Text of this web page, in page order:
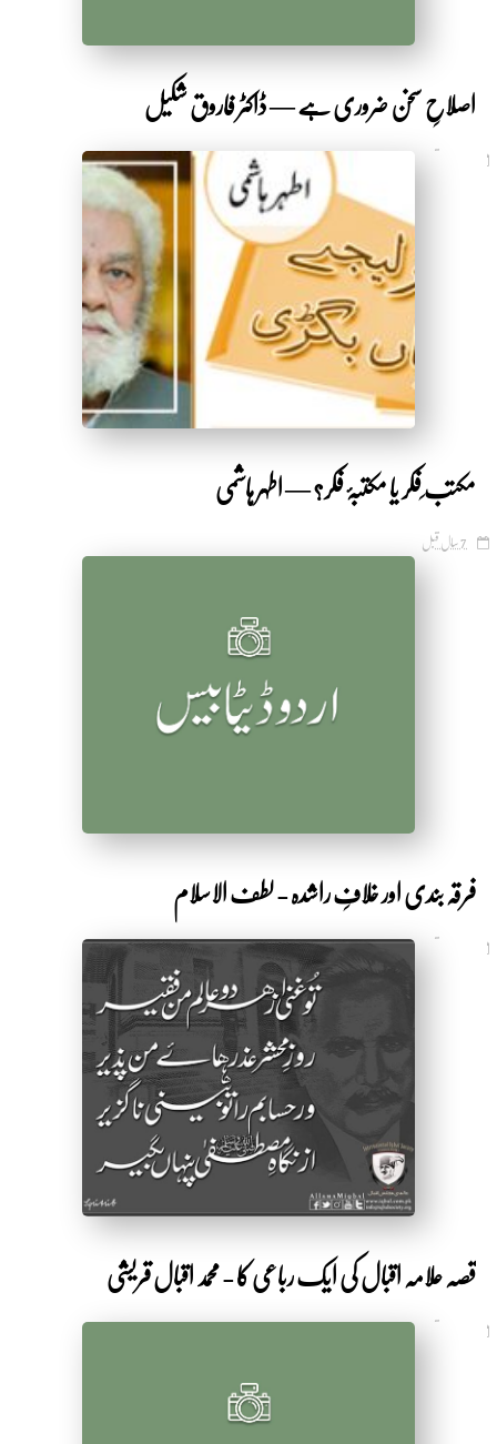
اصلاحِ سخن ضروری ہے — ڈاکٹر فاروق شکیل
by Shakeeb Ahmad
مکتب ِفکر یا مکتبۂ فکر؟ — اطہر ہاشمی
7 سال قبل
فرقہ بندی اور خلافِ راشدہ - لطف الاسلام
by Shakeeb Ahmad
قصہ علامہ اقبال کی ایک رباعی کا - محمد اقبال قریشی